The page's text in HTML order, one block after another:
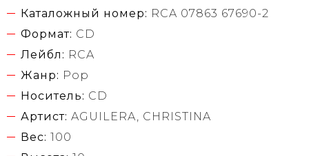
Каталожный номер: RCA 07863 67690-2
Формат: CD
Лейбл: RCA
Жанр: Pop
Носитель: CD
Артист: AGUILERA, CHRISTINA
Вес: 100